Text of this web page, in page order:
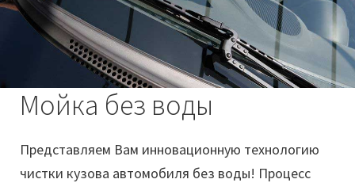
Мойка без воды
Представляем Вам инновационную технологию
чистки кузова автомобиля без воды! Процесс